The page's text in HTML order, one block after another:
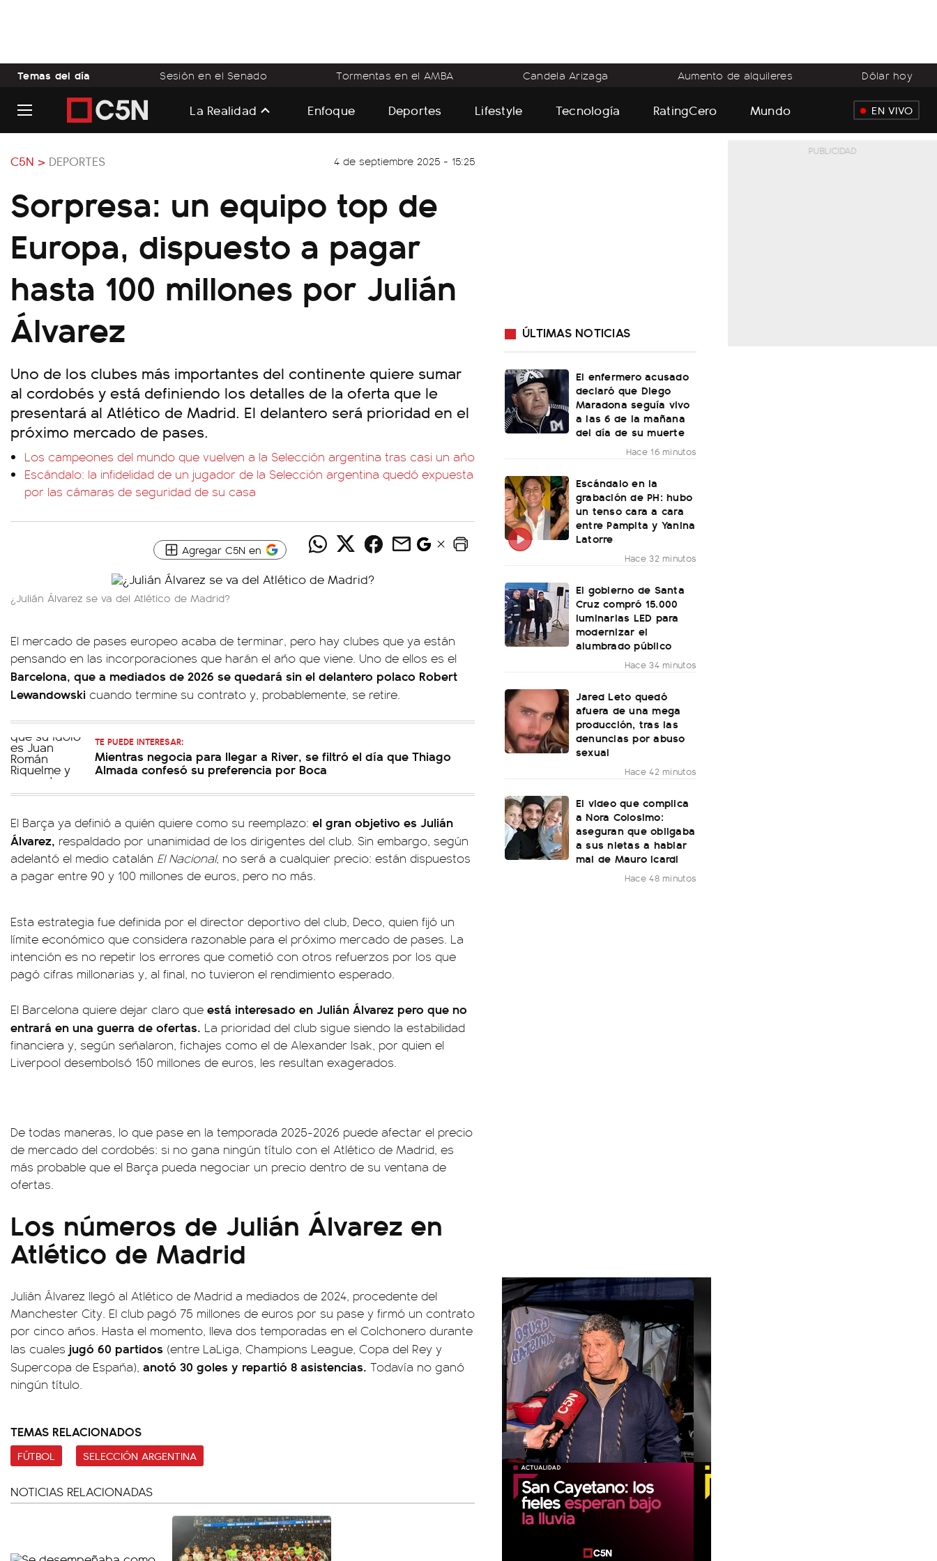
Temas del día Sesión en el Senado Tormentas en el AMBA Candela Arizaga Aumento de alquileres Dólar hoy
La Realidad Enfoque Deportes Lifestyle Tecnología RatingCero Mundo EN VIVO
C5N > DEPORTES 4 de septiembre 2025 - 15:25
Sorpresa: un equipo top de
Europa, dispuesto a pagar
hasta 100 millones por Julián
Álvarez
Uno de los clubes más importantes del continente quiere sumar
al cordobés y está definiendo los detalles de la oferta que le
presentará al Atlético de Madrid. El delantero será prioridad en el
próximo mercado de pases.
Los campeones del mundo que vuelven a la Selección argentina tras casi un año
Escándalo: la infidelidad de un jugador de la Selección argentina quedó expuesta
por las cámaras de seguridad de su casa
Agregar C5N en
¿Julián Álvarez se va del Atlético de Madrid?
El mercado de pases europeo acaba de terminar, pero hay clubes que ya están
pensando en las incorporaciones que harán el año que viene. Uno de ellos es el
Barcelona, que a mediados de 2026 se quedará sin el delantero polaco Robert
Lewandowski cuando termine su contrato y, probablemente, se retire.
TE PUEDE INTERESAR:
Mientras negocia para llegar a River, se filtró el día que Thiago
Almada confesó su preferencia por Boca
El Barça ya definió a quién quiere como su reemplazo: el gran objetivo es Julián
Álvarez, respaldado por unanimidad de los dirigentes del club. Sin embargo, según
adelantó el medio catalán El Nacional, no será a cualquier precio: están dispuestos
a pagar entre 90 y 100 millones de euros, pero no más.
Esta estrategia fue definida por el director deportivo del club, Deco, quien fijó un
límite económico que considera razonable para el próximo mercado de pases. La
intención es no repetir los errores que cometió con otros refuerzos por los que
pagó cifras millonarias y, al final, no tuvieron el rendimiento esperado.
El Barcelona quiere dejar claro que está interesado en Julián Álvarez pero que no
entrará en una guerra de ofertas. La prioridad del club sigue siendo la estabilidad
financiera y, según señalaron, fichajes como el de Alexander Isak, por quien el
Liverpool desembolsó 150 millones de euros, les resultan exagerados.
De todas maneras, lo que pase en la temporada 2025-2026 puede afectar el precio
de mercado del cordobés: si no gana ningún título con el Atlético de Madrid, es
más probable que el Barça pueda negociar un precio dentro de su ventana de
ofertas.
Los números de Julián Álvarez en
Atlético de Madrid
Julián Álvarez llegó al Atlético de Madrid a mediados de 2024, procedente del
Manchester City. El club pagó 75 millones de euros por su pase y firmó un contrato
por cinco años. Hasta el momento, lleva dos temporadas en el Colchonero durante
las cuales jugó 60 partidos (entre LaLiga, Champions League, Copa del Rey y
Supercopa de España), anotó 30 goles y repartió 8 asistencias. Todavía no ganó
ningún título.
TEMAS RELACIONADOS
FÚTBOL SELECCIÓN ARGENTINA
NOTICIAS RELACIONADAS
ÚLTIMAS NOTICIAS
El enfermero acusado
declaró que Diego
Maradona seguía vivo
a las 6 de la mañana
del día de su muerte
Hace 16 minutos
Escándalo en la
grabación de PH: hubo
un tenso cara a cara
entre Pampita y Yanina
Latorre
Hace 32 minutos
El gobierno de Santa
Cruz compró 15.000
luminarias LED para
modernizar el
alumbrado público
Hace 34 minutos
Jared Leto quedó
afuera de una mega
producción, tras las
denuncias por abuso
sexual
Hace 42 minutos
El video que complica
a Nora Colosimo:
aseguran que obligaba
a sus nietas a hablar
mal de Mauro Icardi
Hace 48 minutos